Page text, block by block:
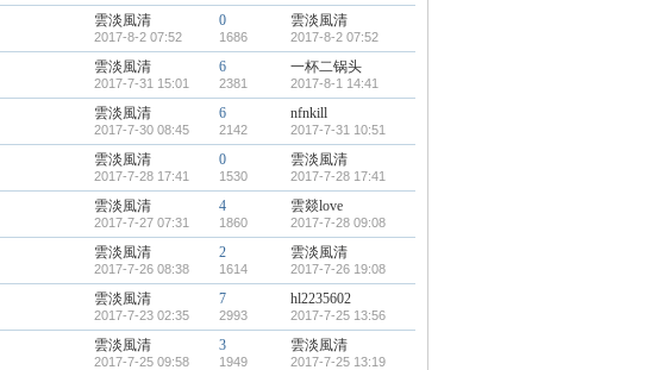
雲淡風清
2017-8-2 07:52
0
1686
雲淡風清
2017-8-2 07:52
雲淡風清
2017-7-31 15:01
6
2381
一杯二锅头
2017-8-1 14:41
雲淡風清
2017-7-30 08:45
6
2142
nfnkill
2017-7-31 10:51
雲淡風清
2017-7-28 17:41
0
1530
雲淡風清
2017-7-28 17:41
雲淡風清
2017-7-27 07:31
4
1860
雲燚love
2017-7-28 09:08
雲淡風清
2017-7-26 08:38
2
1614
雲淡風清
2017-7-26 19:08
雲淡風清
2017-7-23 02:35
7
2993
hl2235602
2017-7-25 13:56
雲淡風清
2017-7-25 09:58
3
1949
雲淡風清
2017-7-25 13:19